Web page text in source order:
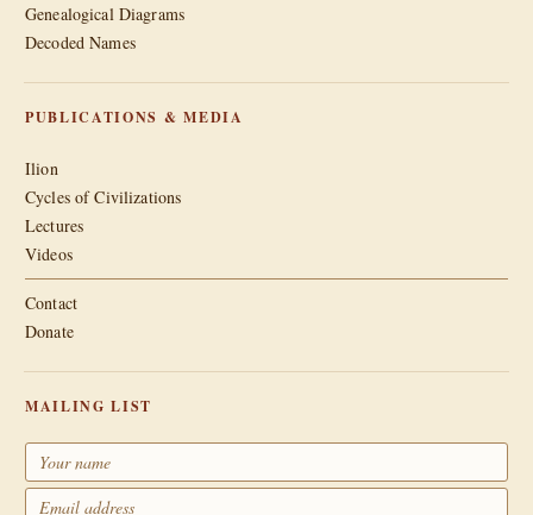
Genealogical Diagrams
Decoded Names
PUBLICATIONS & MEDIA
Ilion
Cycles of Civilizations
Lectures
Videos
Contact
Donate
MAILING LIST